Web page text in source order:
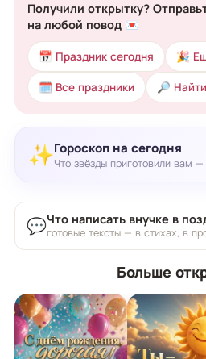
Получили открытку?
на любой повод 💌
📅 Праздник сегодня 🎉
🗓 Все праздники 🔎
✨Гороскоп на сегодня
Что звёзды приготовили вам
💬Что написать внучке в
готовые тексты — в стихах, в
Больше